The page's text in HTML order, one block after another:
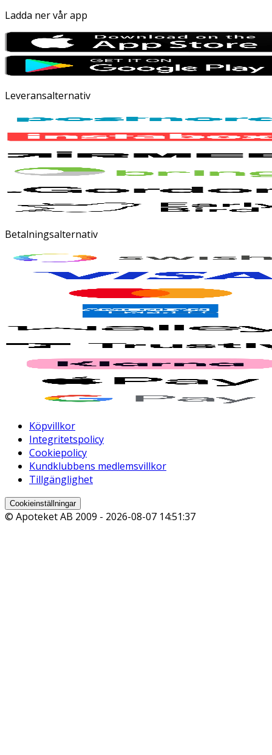
Ladda ner vår app
Leveransalternativ
Betalningsalternativ
Köpvillkor
Integritetspolicy
Cookiepolicy
Kundklubbens medlemsvillkor
Tillgänglighet
Cookieinställningar
© Apoteket AB 2009 - 2026-08-07 14:51:37